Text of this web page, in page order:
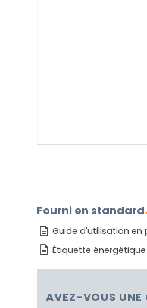
Fourni en standard
Guide d'utilisation en
Étiquette énergétique
AVEZ-VOUS UNE